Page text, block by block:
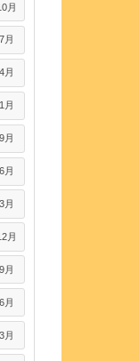
月
月
月
月
月
月
月
月
月
月
月